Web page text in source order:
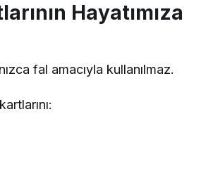
Hayatımıza
fal amacıyla kullanılmaz.